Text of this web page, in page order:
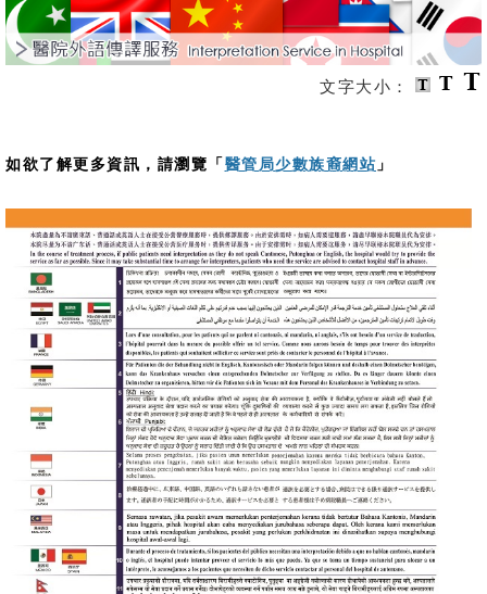
無障礙聲明
文字大小：
如欲了解更多資訊，請瀏覽「醫管局少數族裔網站 」